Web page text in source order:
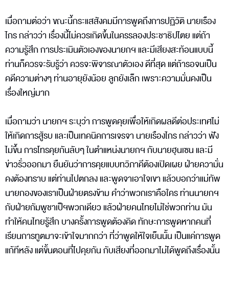
เมื่อถามต่อว่า ขณะนี้กระแสสังคมมีการพูดถึงการปฏิวัติ นายเรือง
ไกร กล่าวว่า เรื่องนี้ไม่ควรเกิดขึ้นในครรลองประชาธิปไตย แต่ถ้า
ความรู้สึก การประเมินตัวเองของนายกฯ และมีเสียงสะท้อนแบบนี้
ท่านก็ควรจะรับรู้ว่า ควรจะพิจารณาตัวเอง ดีที่สุด แต่ถ้ารอจนเป็น
คดีความต่างๆ ท่านอายุยังน้อย ลูกยังเล็ก เพราะความมั่นคงเป็น
เรื่องใหญ่มาก
เมื่อถามว่า นายกฯ ระบุว่า การพูดคุยเพื่อให้เกิดผลดีต่อประเทศไม่
ให้เกิดการสู้รบ และเป็นเทคนิคการเจรจา นายเรืองไกร กล่าวว่า ฟัง
ไม่ขึ้น การโทรคุยกันลับๆ ในตำแหน่งนายกฯ กับนายฮุนเซน และมี
ข่าวรั่วออกมา ยืนยันว่าการคุยแบบทวิภาคีต้องเปิดเผย ฝ่ายความั่น
คงต้องทราบ แต่ท่านไปตกลง และพูดจาเอาใจเขา แล้วบอกว่าแม่ทัพ
นายกองของเราเป็นฝ่ายตรงข้าม คำว่าพวกเราคือใคร ท่านนายกฯ
กับฝ่ายกัมพูชาเป็ฯพวกเดียว แล้วฝ่ายคนไทยไม่ใช่พวกท่าน มัน
ทำให้คนไทยรู้สึก บางครั้งการพูดต้องคิด ทักษะการพูดหากคนที่
เรียนการทูตมาจะเข้าใจมากกว่า ที่ว่าพูดให้ใจเย็นนั้น เป็นแค่การพูด
แก้ทีหลัง แต่ขั้นตอนที่ไปคุยกัน กับเสียงที่ออกมาไม่ได้พูดถึงเรื่องนั้น